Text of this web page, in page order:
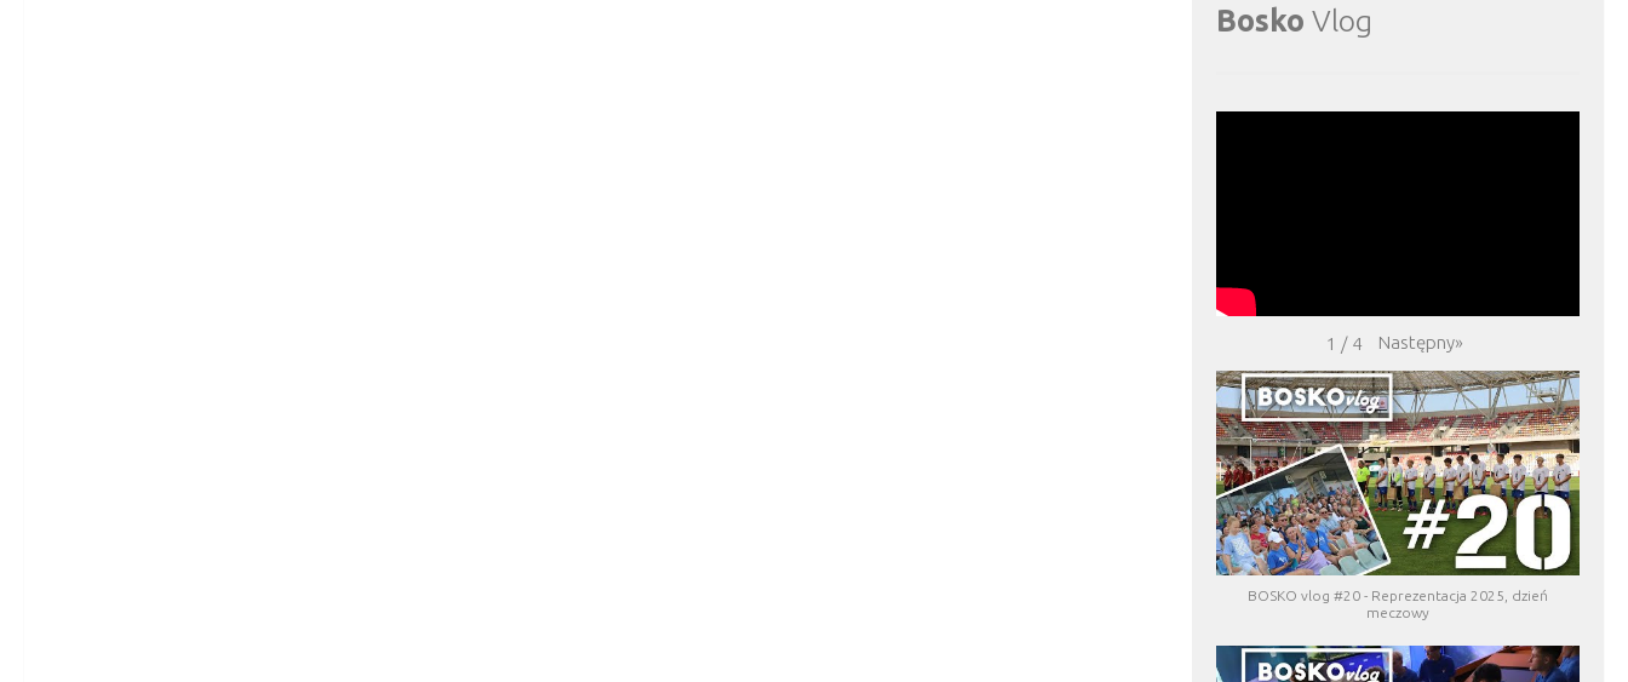
Bosko Vlog
1 / 4 Następny»
BOSKO vlog #20 - Reprezentacja 2025, dzień
meczowy